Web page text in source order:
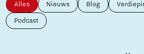
Alles Nieuws Blog
Podcast